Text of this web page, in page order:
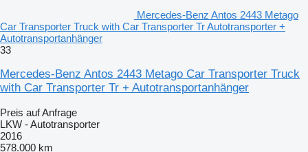
Mercedes-Benz Antos 2443 Metago
Car Transporter Truck with Car Transporter Tr Autotransporter +
Autotransportanhänger
33
Mercedes-Benz Antos 2443 Metago Car Transporter Truck
with Car Transporter Tr + Autotransportanhänger
Preis auf Anfrage
LKW - Autotransporter
2016
578.000 km